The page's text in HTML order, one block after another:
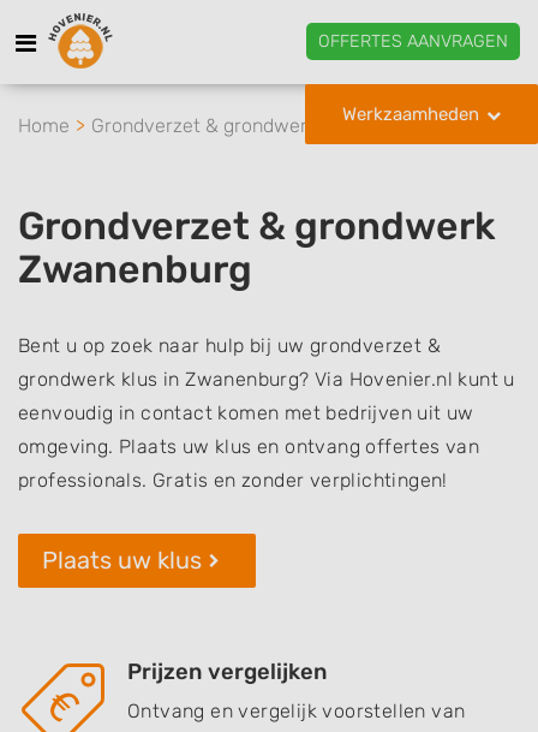
OFFERTES AANVRAGEN
Werkzaamheden
Home Grondverzet & grondwerk Zwanenburg
Grondverzet & grondwerk
Zwanenburg
Bent u op zoek naar hulp bij uw grondverzet &
grondwerk klus in Zwanenburg? Via Hovenier.nl kunt u
eenvoudig in contact komen met bedrijven uit uw
omgeving. Plaats uw klus en ontvang offertes van
professionals. Gratis en zonder verplichtingen!
Plaats uw klus
Prijzen vergelijken
Ontvang en vergelijk voorstellen van